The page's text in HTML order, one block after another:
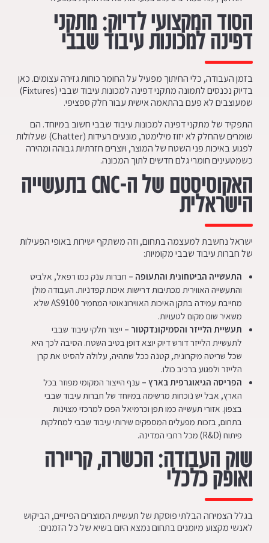
הסוד המקצועי לדיוק: מתקני
דפינה למכונות עיבוד שבבי
בזמן העבודה, כלי החיתוך מפעיל על החומר כוחות גזירה עצומים. כאן
בדיוק נכנסים לתמונה מתקני דפינה למכונות עיבוד שבבי (Fixtures)
שמעוצבים לא פעם בהתאמה אישית עבור חלק ספציפי.
התפקיד של מתקני דפינה למכונות עיבוד שבבי חשוב במיוחד. הם
שומרים שהחלק לא יזוז מילימטר, מונעים רעידות (Chatter) שעלולות
לפגוע באיכות פני השטח של המוצר, ויוצרים חזרתיות גבוהה ומהירה
כשמטעינים חומרי גלם חדשים לתוך המכונה.
האקוסיסטם של ה-CNC בתעשייה
הישראלית
ישראל נחשבת למעצמה בתחום, וזה משתקף ישירות באופי הפעילות
של חברות עיבוד שבבי מקומיות:
התעשייה הביטחונית והתעופה – חברות ענק כמו רפאל, אלביט
והתעשייה האווירית מכתיבות דרישות איכות קפדניות. העבודה מולן
מחייבת עמידה בתקן האיכות האווירונאוטי המחמיר AS9100 שלא
משאיר שום מקום לטעויות.
תעשיית הלייזר והסמיקונדקטור – ייצור חלקי עיבוד שבבי
לתעשיית הלייזר דורש דיוק יוצא דופן בטיב השטח. הסיבה לכך היא
שכל שריטה מיקרונית, קטנה ככל שתהיה, עלולה להסיט את קרן
הלייזר ולפגוע ברכיב כולו.
הפריסה הגיאוגרפית בארץ – ענף הייצור המקומי מפוזר בכל
הארץ, אבל יש נוכחות מרשימה במיוחד של חברות עיבוד שבבי
בצפון. אזורי תעשייה כמו תפן וכרמיאל הפכו למרכזי מצוינות
בתחום, בזכות מפעלים המספקים שירותי עיבוד שבבי למחלקות
פיתוח (R&D) מכל רחבי המדינה.
שוק העבודה: הכשרה, קריירה
ואופק כלכלי
בגלל הצמיחה הבלתי פוסקת של תעשיית המוצרים הפיזיים, הביקוש
לאנשי מקצוע מיומנים בתחום נמצא היום בשיא של כל הזמנים: